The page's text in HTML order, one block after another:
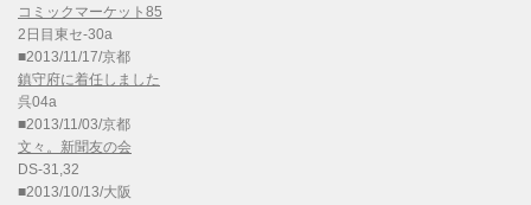
コミックマーケット85
2日目東セ-30a
■2013/11/17/京都
鎮守府に着任しました
呉04a
■2013/11/03/京都
文々。新聞友の会
DS-31,32
■2013/10/13/大阪